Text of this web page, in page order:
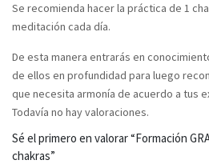
Se recomienda hacer la práctica de 1
meditación cada día.
De esta manera entrarás en
de ellos en profundidad para luego
que necesita armonía de acuerdo a tus
Todavía no hay valoraciones.
Sé el primero en valorar “Formación
chakras”